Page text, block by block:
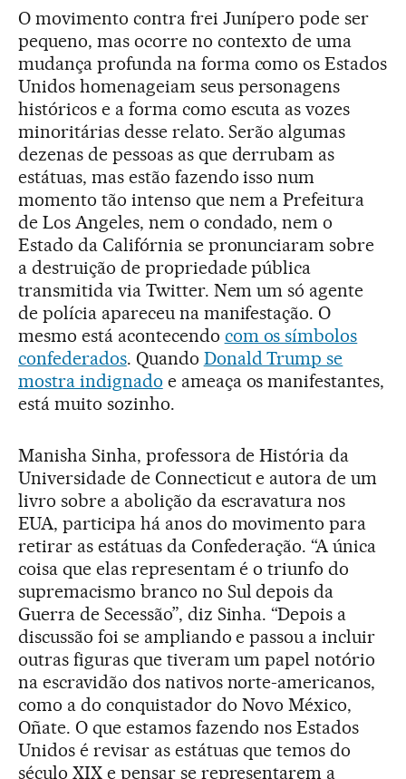
O movimento contra frei Junípero pode ser
pequeno, mas ocorre no contexto de uma
mudança profunda na forma como os Estados
Unidos homenageiam seus personagens
históricos e a forma como escuta as vozes
minoritárias desse relato. Serão algumas
dezenas de pessoas as que derrubam as
estátuas, mas estão fazendo isso num
momento tão intenso que nem a Prefeitura
de Los Angeles, nem o condado, nem o
Estado da Califórnia se pronunciaram sobre
a destruição de propriedade pública
transmitida via Twitter. Nem um só agente
de polícia apareceu na manifestação. O
mesmo está acontecendo com os símbolos
confederados. Quando Donald Trump se
mostra indignado e ameaça os manifestantes,
está muito sozinho.
Manisha Sinha, professora de História da
Universidade de Connecticut e autora de um
livro sobre a abolição da escravatura nos
EUA, participa há anos do movimento para
retirar as estátuas da Confederação. “A única
coisa que elas representam é o triunfo do
supremacismo branco no Sul depois da
Guerra de Secessão”, diz Sinha. “Depois a
discussão foi se ampliando e passou a incluir
outras figuras que tiveram um papel notório
na escravidão dos nativos norte-americanos,
como a do conquistador do Novo México,
Oñate. O que estamos fazendo nos Estados
Unidos é revisar as estátuas que temos do
século XIX e pensar se representarem a